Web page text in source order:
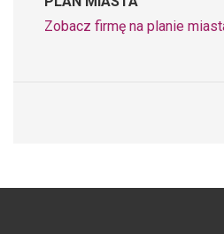
Zobacz firmę na planie